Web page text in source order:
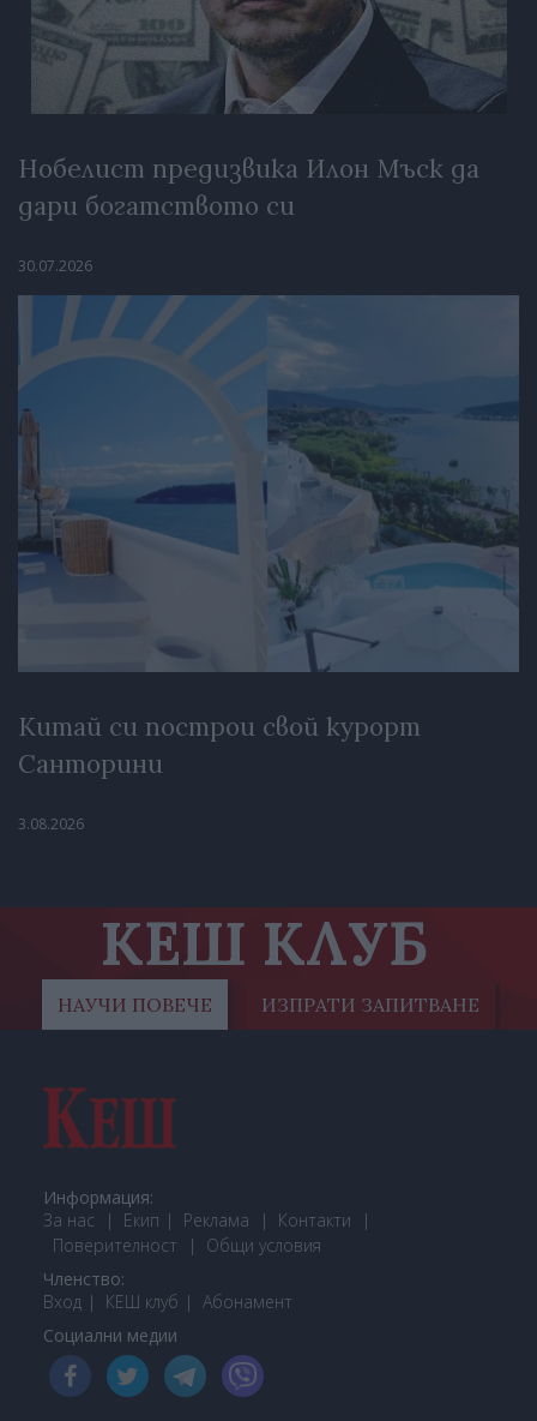
Нобелист предизвика Илон Мъск да
дари богатството си
30.07.2026
Китай си построи свой курорт
Санторини
3.08.2026
КЕШ КЛУБ
НАУЧИ ПОВЕЧЕ ИЗПРАТИ ЗАПИТВАНЕ
Информация:
За нас
Екип Реклама
Контакти
Поверителност
Общи условия
Членство:
Вход
КЕШ клуб Абонамент
Социални медии